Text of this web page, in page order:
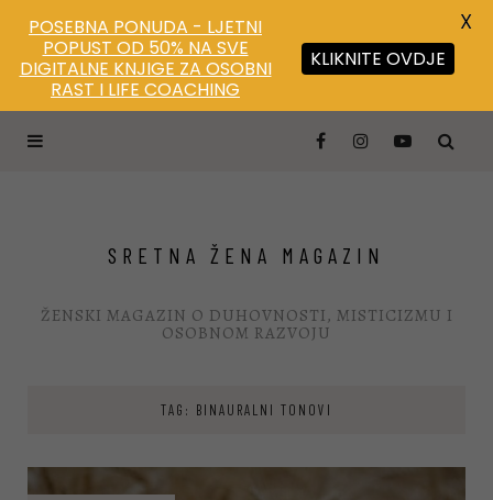
SRETNA ŽENA MAGAZIN
ŽENSKI MAGAZIN O DUHOVNOSTI, MISTICIZMU I
OSOBNOM RAZVOJU
TAG: BINAURALNI TONOVI
POSEBNA PONUDA - LJETNI
POPUST OD 50% NA SVE
DIGITALNE KNJIGE ZA OSOBNI
RAST I LIFE COACHING
KLIKNITE OVDJE
X